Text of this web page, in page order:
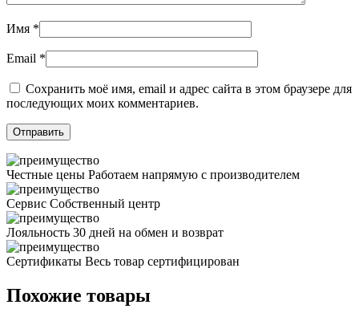
Имя *
Email *
Сохранить моё имя, email и адрес сайта в этом браузере для
последующих моих комментариев.
Честные цены Работаем напрямую с производителем
Сервис Собственный центр
Лояльность 30 дней на обмен и возврат
Сертификаты Весь товар сертифицирован
Похожие товары